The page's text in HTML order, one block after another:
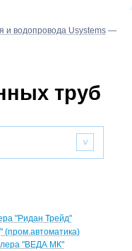
и водопровода Usystems —
труб
>